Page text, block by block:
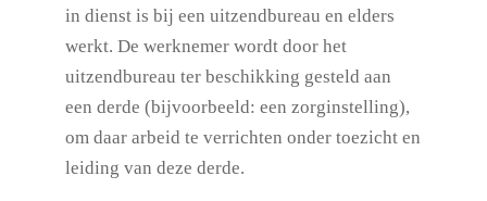
in dienst is bij een uitzendbureau en elders
werkt. De werknemer wordt door het
uitzendbureau ter beschikking gesteld aan
een derde (bijvoorbeeld: een zorginstelling),
om daar arbeid te verrichten onder toezicht en
leiding van deze derde.